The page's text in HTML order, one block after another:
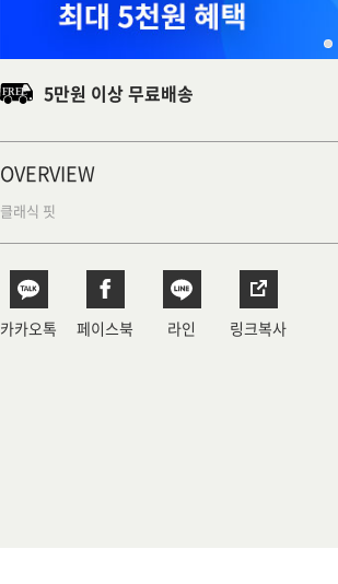
5만원 이상 무료배송
OVERVIEW
클래식 핏
카카오톡 페이스북 라인 링크복사